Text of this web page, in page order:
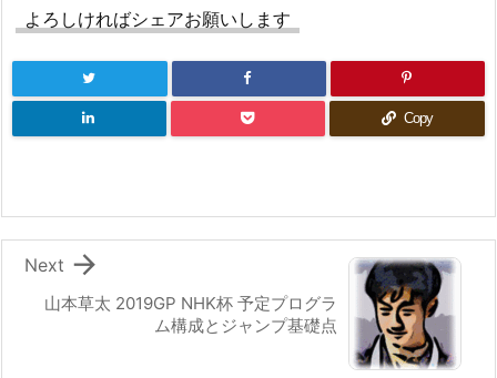
よろしければシェアお願いします
Copy
山本草太 2019GP NHK杯 予定プログラ
ム構成とジャンプ基礎点

Next